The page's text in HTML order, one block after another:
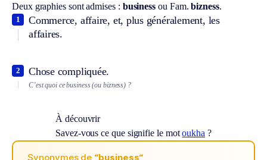
Deux graphies sont admises : business ou Fam. bizness.
Commerce, affaire, et, plus généralement, les
affaires.
1
Chose compliquée.
2
C’est quoi ce business (ou bizness) ?
À découvrir
Savez-vous ce que signifie le motoukha ?
Synonymes de “business“